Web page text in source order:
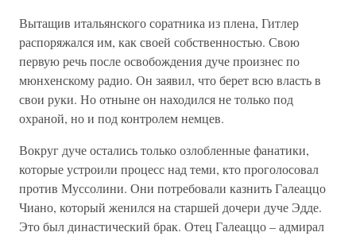
Вытащив итальянского соратника из плена, Гитлер
распоряжался им, как своей собственностью. Свою
первую речь после освобождения дуче произнес по
мюнхенскому радио. Он заявил, что берет всю власть в
свои руки. Но отныне он находился не только под
охраной, но и под контролем немцев.
Вокруг дуче остались только озлобленные фанатики,
которые устроили процесс над теми, кто проголосовал
против Муссолини. Они потребовали казнить Галеаццо
Чиано, который женился на старшей дочери дуче Эдде.
Это был династический брак. Отец Галеаццо – адмирал